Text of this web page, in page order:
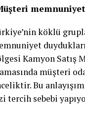
köklü
Kamyon Satış
müşteri
Bu
tercih sebebi